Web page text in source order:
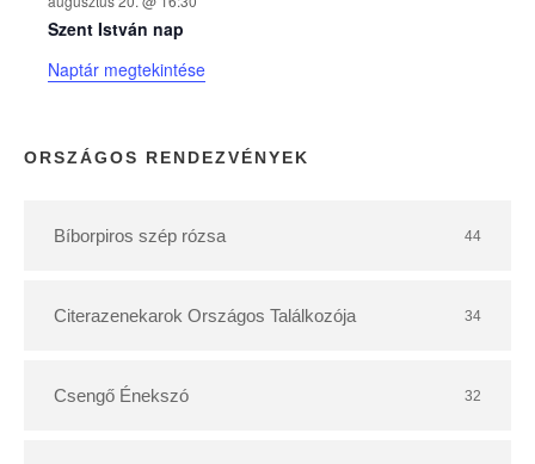
n
a
p
r
Szent István nap
Naptár megtekintése
ORSZÁGOS RENDEZVÉNYEK
Bíborpiros szép rózsa 44
Citerazenekarok Országos Találkozója 34
Csengő Énekszó 32